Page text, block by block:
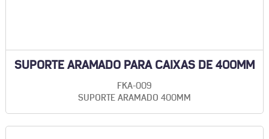
SUPORTE ARAMADO PARA CAIXAS DE 400MM
FKA-009
SUPORTE ARAMADO 400MM